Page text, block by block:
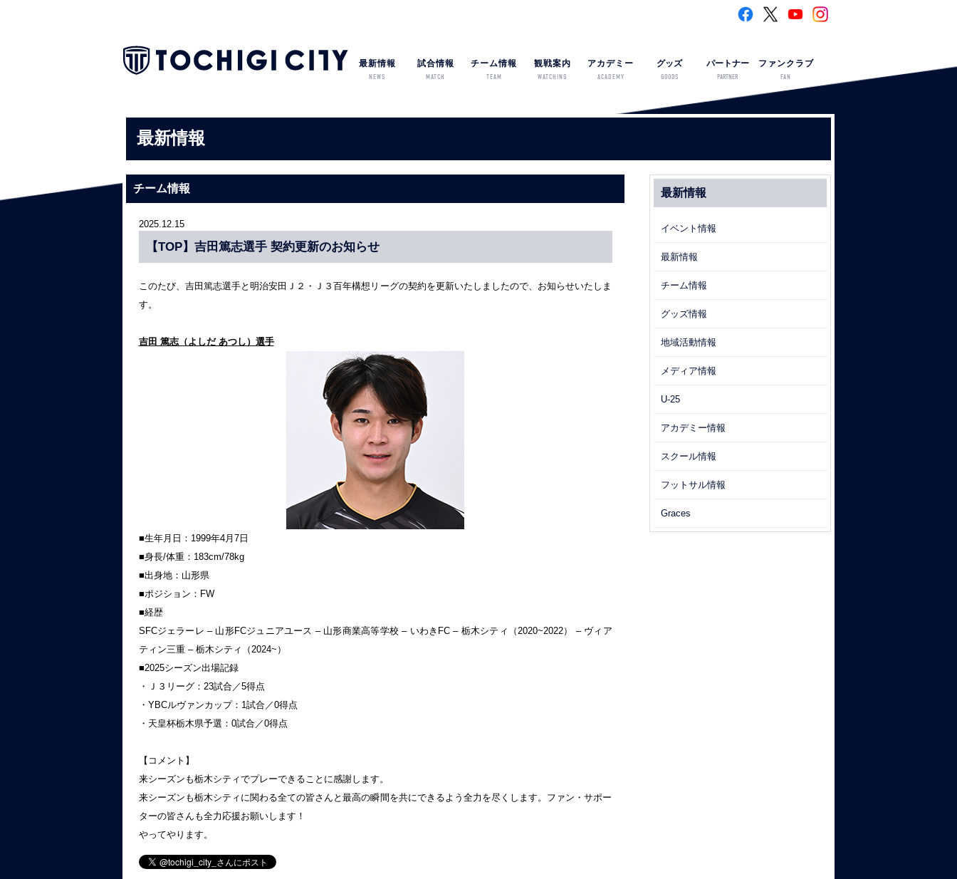
最新情報
NEWS
試合情報
MATCH
チーム情報
TEAM
観戦案内
WATCHING
アカデミー
ACADEMY
グッズ
GOODS
パートナー
PARTNER
ファンクラブ
FAN
最新情報
チーム情報
2025.12.15
【TOP】吉田篤志選手 契約更新のお知らせ
このたび、吉田篤志選手と明治安田Ｊ２・Ｊ３百年構想リーグの契約を更新いたしましたので、お知らせいたしま
す。
吉田 篤志（よしだ あつし）選手
■生年月日：1999年4月7日
■身長/体重：183cm/78kg
■出身地：山形県
■ポジション：FW
■経歴
SFCジェラーレ – 山形FCジュニアユース – 山形商業高等学校 – いわきFC – 栃木シティ（2020~2022） – ヴィア
ティン三重 – 栃木シティ（2024~）
■2025シーズン出場記録
・Ｊ３リーグ：23試合／5得点
・YBCルヴァンカップ：1試合／0得点
・天皇杯栃木県予選：0試合／0得点
【コメント】
来シーズンも栃木シティでプレーできることに感謝します。
来シーズンも栃木シティに関わる全ての皆さんと最高の瞬間を共にできるよう全力を尽くします。ファン・サポー
ターの皆さんも全力応援お願いします！
やってやります。
最新情報
イベント情報
最新情報
チーム情報
グッズ情報
地域活動情報
メディア情報
U-25
アカデミー情報
スクール情報
フットサル情報
Graces